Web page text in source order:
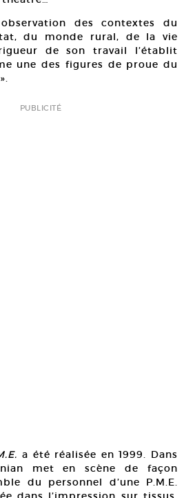
des contextes du
du monde rural, de la vie
de son travail l’établit
une des figures de proue du
PUBLICITÉ
a été réalisée en 1999. Dans
met en scène de façon
du personnel d’une P.M.E.